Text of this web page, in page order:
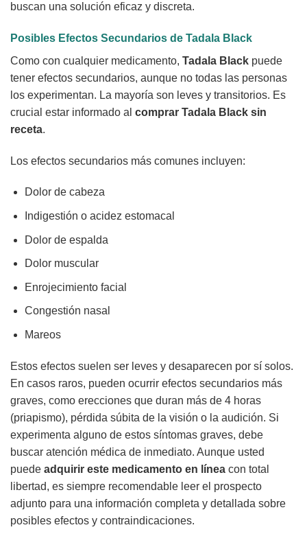
buscan una solución eficaz y discreta.
Posibles Efectos Secundarios de Tadala Black
Como con cualquier medicamento, Tadala Black puede
tener efectos secundarios, aunque no todas las personas
los experimentan. La mayoría son leves y transitorios. Es
crucial estar informado al comprar Tadala Black sin
receta.
Los efectos secundarios más comunes incluyen:
Dolor de cabeza
Indigestión o acidez estomacal
Dolor de espalda
Dolor muscular
Enrojecimiento facial
Congestión nasal
Mareos
Estos efectos suelen ser leves y desaparecen por sí solos.
En casos raros, pueden ocurrir efectos secundarios más
graves, como erecciones que duran más de 4 horas
(priapismo), pérdida súbita de la visión o la audición. Si
experimenta alguno de estos síntomas graves, debe
buscar atención médica de inmediato. Aunque usted
puede adquirir este medicamento en línea con total
libertad, es siempre recomendable leer el prospecto
adjunto para una información completa y detallada sobre
posibles efectos y contraindicaciones.